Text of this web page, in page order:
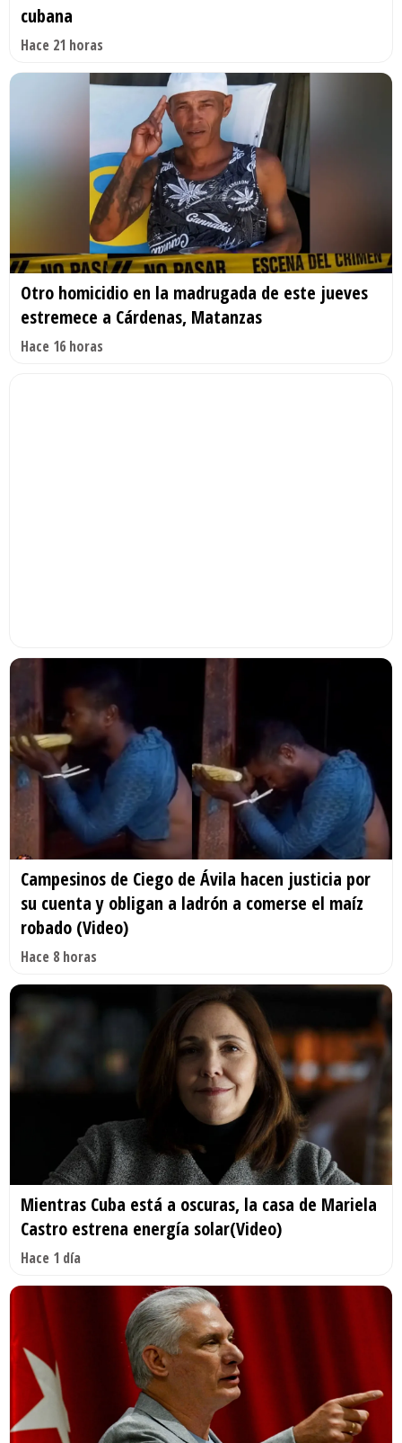
cubana
Hace 21 horas
Otro homicidio en la madrugada de este jueves
estremece a Cárdenas, Matanzas
Hace 16 horas
Campesinos de Ciego de Ávila hacen justicia por
su cuenta y obligan a ladrón a comerse el maíz
robado (Video)
Hace 8 horas
Mientras Cuba está a oscuras, la casa de Mariela
Castro estrena energía solar(Video)
Hace 1 día